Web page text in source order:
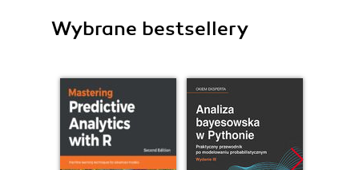
Wybrane bestsellery